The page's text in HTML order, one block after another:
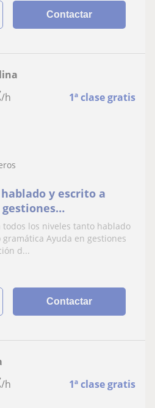
Contactar
/h 1ª clase gratis
y escrito a
gestiones
de
los niveles tanto hablado
Ayuda en gestiones
d...
Contactar
/h 1ª clase gratis